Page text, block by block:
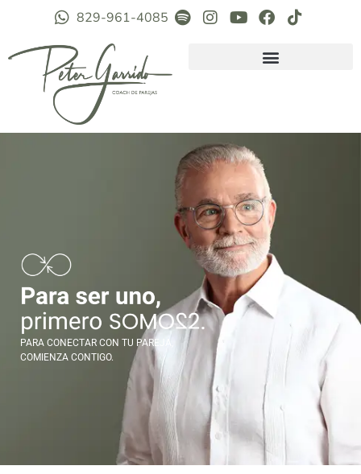
829-961-4085
PARA CONECTAR CON TU PAREJA,
COMIENZA CONTIGO.